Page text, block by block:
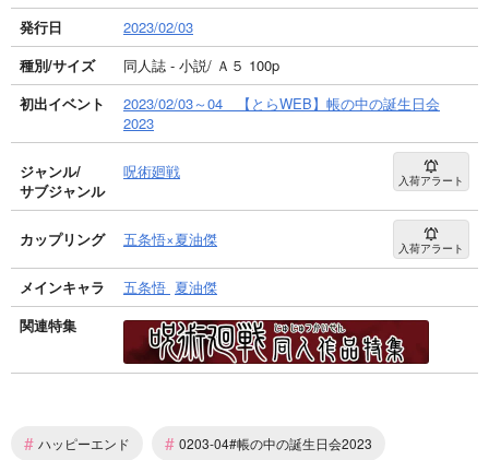
発行日
2023/02/03
種別/サイズ
同人誌 - 小説/ Ａ５ 100p
初出イベント
2023/02/03～04 【とらWEB】帳の中の誕生日会
2023
ジャンル/
サブジャンル
呪術廻戦 入荷アラート
カップリング 五条悟×夏油傑 入荷アラート
メインキャラ 五条悟 夏油傑
関連特集
# ハッピーエンド # 0203-04#帳の中の誕生日会2023